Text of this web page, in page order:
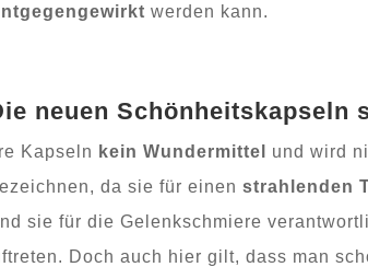
werden kann.
neuen Schönheitskapseln
Kapseln kein Wundermittel
und wird
da sie für einen strahlenden
sie für die Gelenkschmiere
Doch auch hier gilt, dass man